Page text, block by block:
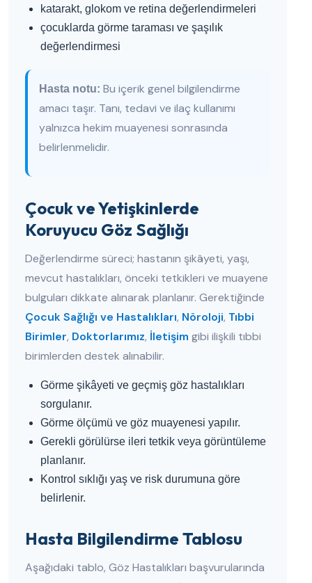
katarakt, glokom ve retina değerlendirmeleri
çocuklarda görme taraması ve şaşılık
değerlendirmesi
Hasta notu: Bu içerik genel bilgilendirme
amacı taşır. Tanı, tedavi ve ilaç kullanımı
yalnızca hekim muayenesi sonrasında
belirlenmelidir.
Çocuk ve Yetişkinlerde
Koruyucu Göz Sağlığı
Değerlendirme süreci; hastanın şikâyeti, yaşı,
mevcut hastalıkları, önceki tetkikleri ve muayene
bulguları dikkate alınarak planlanır. Gerektiğinde
Çocuk Sağlığı ve Hastalıkları, Nöroloji, Tıbbi
Birimler, Doktorlarımız, İletişim gibi ilişkili tıbbi
birimlerden destek alınabilir.
Görme şikâyeti ve geçmiş göz hastalıkları
sorgulanır.
Görme ölçümü ve göz muayenesi yapılır.
Gerekli görülürse ileri tetkik veya görüntüleme
planlanır.
Kontrol sıklığı yaş ve risk durumuna göre
belirlenir.
Hasta Bilgilendirme Tablosu
Aşağıdaki tablo, Göz Hastalıkları başvurularında